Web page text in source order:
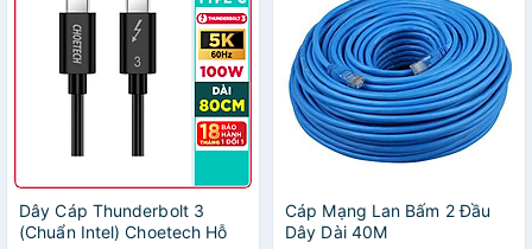
Dây Cáp Thunderbolt 3
(Chuẩn Intel) Choetech Hỗ
Cáp Mạng Lan Bấm 2 Đầu
Dây Dài 40M